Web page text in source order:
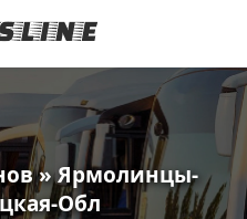
» Ярмолинцы-
Обл